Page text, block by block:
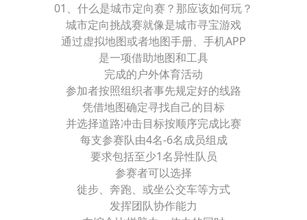
01、什么是城市定向赛？那应该如何玩？
城市定向挑战赛就像是城市寻宝游戏
通过虚拟地图或者地图手册、手机APP
是一项借助地图和工具
完成的户外体育活动
参加者按照组织者事先规定好的线路
凭借地图确定寻找自己的目标
并选择道路冲击目标按顺序完成比赛
每支参赛队由4名-6名成员组成
要求包括至少1名异性队员
参赛者可以选择
徙步、奔跑、或坐公交车等方式
发挥团队协作能力